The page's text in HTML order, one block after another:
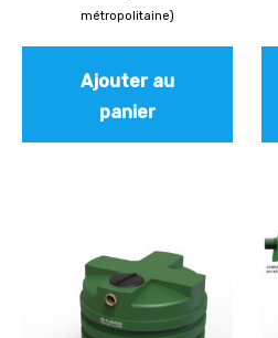
métropolitaine)
Ajouter au
panier